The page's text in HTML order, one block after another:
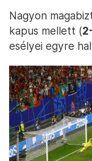
Nagyon
kapus mellett (
esélyei egyre